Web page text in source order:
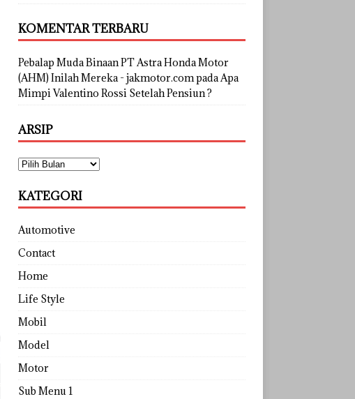
KOMENTAR TERBARU
Pebalap Muda Binaan PT Astra Honda Motor
(AHM) Inilah Mereka - jakmotor.compadaApa
Mimpi Valentino Rossi Setelah Pensiun ?
ARSIP
KATEGORI
Automotive
Contact
Home
Life Style
Mobil
Model
Motor
Sub Menu 1